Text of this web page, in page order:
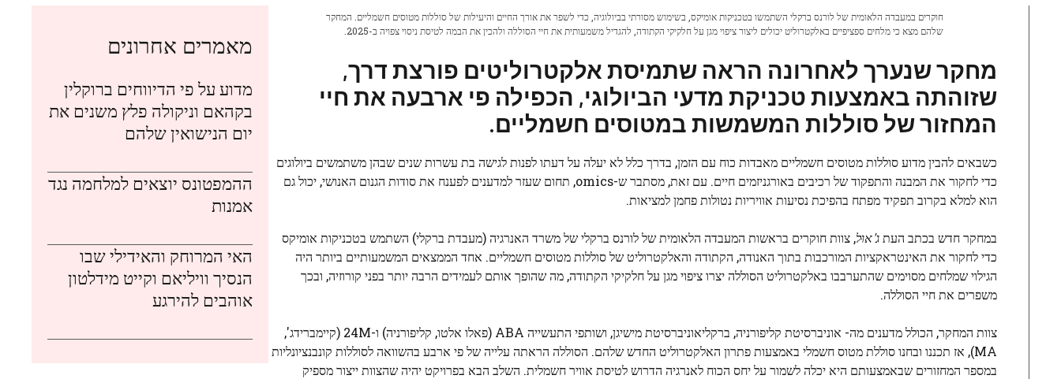
חוקרים במעבדה הלאומית של לורנס ברקלי השתמשו בטכניקות אומיקס, בשימוש מסורתי בביולוגיה, כדי לשפר את אורך החיים והיעילות של סוללות מטוסים חשמליים. המחקר
שלהם מצא כי מלחים ספציפיים באלקטרוליט יכולים ליצור ציפוי מגן על חלקיקי הקתודה, להגדיל משמעותית את חיי הסוללה ולהכין את הבמה לטיסת ניסוי צפויה ב-2025.
מחקר שנערך לאחרונה הראה שתמיסת אלקטרוליטים פורצת דרך,
שזוהתה באמצעות טכניקת מדעי הביולוגי, הכפילה פי ארבעה את חיי
המחזור של סוללות המשמשות במטוסים חשמליים.
כשבאים להבין מדוע סוללות מטוסים חשמליים מאבדות כוח עם הזמן, בדרך כלל לא יעלה על דעתו לפנות לגישה בת עשרות שנים שבהן משתמשים ביולוגים
כדי לחקור את המבנה והתפקוד של רכיבים באורגניזמים חיים. עם זאת, מסתבר ש-omics, תחום שעזר למדענים לפענח את סודות הגנום האנושי, יכול גם
הוא למלא בקרוב תפקיד מפתח בהפיכת נסיעות אוויריות נטולות פחמן למציאות.
במחקר חדש בכתב העתג'אוּל, צוות חוקרים בראשות המעבדה הלאומית של לורנס ברקלי של משרד האנרגיה (מעבדת ברקלי) השתמש בטכניקות אומיקס
כדי לחקור את האינטראקציות המורכבות בתוך האנודה, הקתודה והאלקטרוליט של סוללות מטוסים חשמליים. אחד הממצאים המשמעותיים ביותר היה
הגילוי שמלחים מסוימים שהתערבבו באלקטרוליט הסוללה יצרו ציפוי מגן על חלקיקי הקתודה, מה שהופך אותם לעמידים הרבה יותר בפני קורוזיה, ובכך
משפרים את חיי הסוללה.
צוות המחקר, הכולל מדענים מה- אוניברסיטת קליפורניה, ברקלי
אוניברסיטת מישיגן, ושותפי התעשייה ABA (פאלו אלטו, קליפורניה) ו-24M (קיימברידג',
MA), אז תכננו ובחנו סוללת מטוס חשמלי באמצעות פתרון האלקטרוליט החדש שלהם. הסוללה הראתה עלייה של פי ארבע בהשוואה לסוללות קונבנציונליות
במספר המחזורים שבאמצעותם היא יכלה לשמור על יחס הכוח לאנרגיה הדרוש לטיסת אוויר חשמלית. השלב הבא בפרויקט יהיה שהצוות ייצור מספיק
מאמרים אחרונים
מדוע על פי הדיווחים ברוקלין
בקהאם וניקולה פלץ משנים את
יום הנישואין שלהם
ההמפטונס יוצאים למלחמה נגד
אמנות
האי המרוחק והאידילי שבו
הנסיך וויליאם וקייט מידלטון
אוהבים להירגע